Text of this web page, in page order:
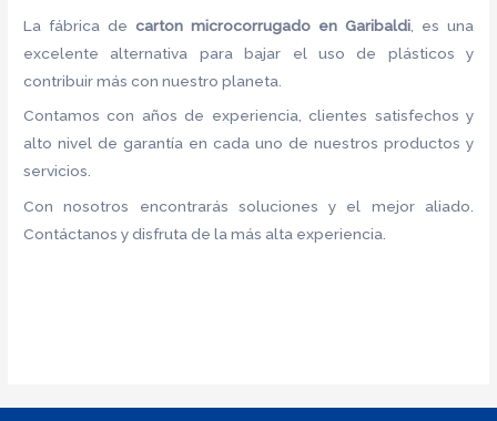
La fábrica decarton microcorrugado en Garibaldi, es una
excelente alternativa para bajar el uso de plásticos y
contribuir más con nuestro planeta.
Contamos con años de experiencia, clientes satisfechos y
alto nivel de garantía en cada uno de nuestros productos y
servicios.
Con nosotros encontrarás soluciones y el mejor aliado.
Contáctanos y disfruta de la más alta experiencia.